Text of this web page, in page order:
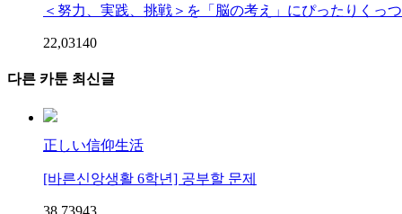
＜努力、実践、挑戦＞を「脳の考え」にぴったりくっ
22,03140
다른 카툰 최신글
正しい信仰生活
[바른신앙생활 6학년] 공부할 문제